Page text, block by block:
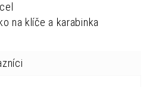
na klíče a karabinka